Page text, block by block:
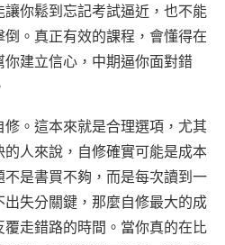
你鬆到忘記考試逼近，也不能
。真正有效的課程，會懂得在
建立信心，中期逼你面對錯
。這本來就是合理選項，尤其
人來說，自修確實可能是成本
是書買不夠，而是每次讀到一
失分關鍵，那麼自修最大的成
走錯路的時間。當你真的在比